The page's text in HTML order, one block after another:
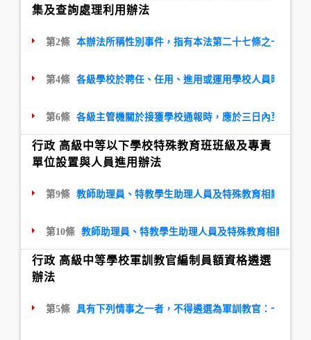
集及查詢處理利用辦法
第2條 本辦法所稱性別事件，指有本法第二十七條之一第一
第4條 各級學校於聘任、任用、進用或運用學校人員時，應
第6條 各級主管機關於接獲學校通報時，應於三日內至本資
行政 高級中等以下學校特殊教育班班級及專責
單位設置與人員進用辦法
第9條 教師助理員、特教學生助理人員及特殊教育相關專業
第10條 教師助理員、特教學生助理人員及特殊教育相關專
行政 高級中等學校軍訓教官編制員額資格遴選
辦法
第5條 具有下列情事之一者，不得遴選為軍訓教官：一、最